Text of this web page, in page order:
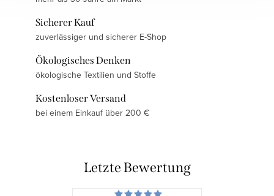
Sicherer Kauf
zuverlässiger und sicherer E-Shop
Ökologisches Denken
ökologische Textilien und Stoffe
Kostenloser Versand
bei einem Einkauf über 200 €
Letzte Bewertung